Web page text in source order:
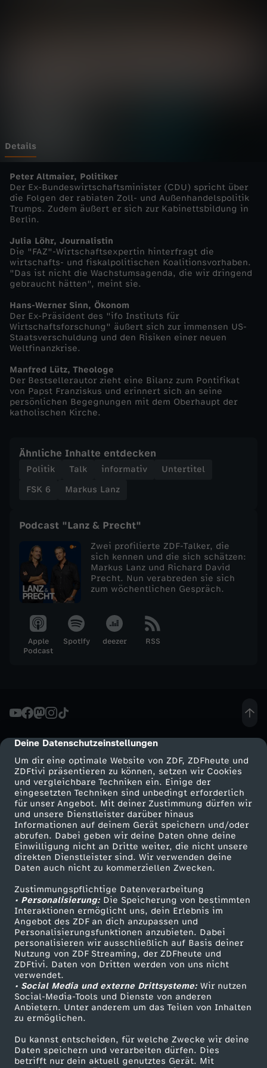
cmp-dialog-description
Deine Datenschutzeinstellungen
Um dir eine optimale Website von ZDF, ZDFheute und
ZDFtivi präsentieren zu können, setzen wir Cookies
und vergleichbare Techniken ein. Einige der
eingesetzten Techniken sind unbedingt erforderlich
für unser Angebot. Mit deiner Zustimmung dürfen wir
und unsere Dienstleister darüber hinaus
Informationen auf deinem Gerät speichern und/oder
abrufen. Dabei geben wir deine Daten ohne deine
Einwilligung nicht an Dritte weiter, die nicht unsere
direkten Dienstleister sind. Wir verwenden deine
Daten auch nicht zu kommerziellen Zwecken.
Zustimmungspflichtige Datenverarbeitung
• Personalisierung:Die Speicherung von bestimmten
Interaktionen ermöglicht uns, dein Erlebnis im
Angebot des ZDF an dich anzupassen und
Personalisierungsfunktionen anzubieten. Dabei
personalisieren wir ausschließlich auf Basis deiner
Nutzung von ZDF Streaming, der ZDFheute und
ZDFtivi. Daten von Dritten werden von uns nicht
verwendet.
• Social Media und externe Drittsysteme:Wir nutzen
Social-Media-Tools und Dienste von anderen
Anbietern. Unter anderem um das Teilen von Inhalten
zu ermöglichen.
Du kannst entscheiden, für welche Zwecke wir deine
Daten speichern und verarbeiten dürfen. Dies
betrifft nur dein aktuell genutztes Gerät. Mit
a
r
k
u
s
L
a
n
z
v
m
2
4
.
A
r
2
0
2
5
Details
Peter Altmaier, Politiker
Der Ex-Bundeswirtschaftsminister (CDU) spricht über
die Folgen der rabiaten Zoll- und Außenhandelspolitik
Trumps. Zudem äußert er sich zur Kabinettsbildung in
Berlin.
Julia Löhr, Journalistin
Die "FAZ"-Wirtschaftsexpertin hinterfragt die
wirtschafts- und fiskalpolitischen Koalitionsvorhaben.
"Das ist nicht die Wachstumsagenda, die wir dringend
gebraucht hätten", meint sie.
Hans-Werner Sinn, Ökonom
Der Ex-Präsident des "ifo Instituts für
Wirtschaftsforschung" äußert sich zur immensen US-
Staatsverschuldung und den Risiken einer neuen
Weltfinanzkrise.
Manfred Lütz, Theologe
Der Bestsellerautor zieht eine Bilanz zum Pontifikat
von Papst Franziskus und erinnert sich an seine
persönlichen Begegnungen mit dem Oberhaupt der
katholischen Kirche.
Ähnliche Inhalte entdecken
Politik Talk informativ
Untertitel
FSK 6
Markus Lanz
Podcast "Lanz & Precht"
Zwei profilierte ZDF-Talker, die
sich kennen und die sich schätzen:
Markus Lanz und Richard David
Precht. Nun verabreden sie sich
zum wöchentlichen Gespräch.
Apple
Podcast
Spotify deezer RSS
Mehr ZDF
ZDF-Apps
Smart TV
ZDFtext
Livestreams
Sendungen A-Z
TV-Programm
Service
ZDFmitreden
Kontakt zum ZDF
Tickets
Zuschauerservice
Hilfe
ZDF Unternehmen
Karriere
ZDF goes Schule
Werbefernsehen